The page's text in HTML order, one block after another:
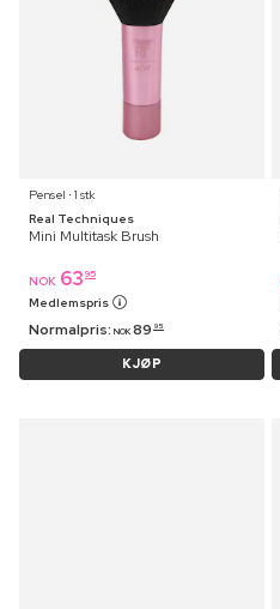
Pensel ⋅ 1 stk
Real Techniques
Mini Multitask Brush
NOK 63 95
Medlemspris
Normalpris: NOK 89 95
KJØP